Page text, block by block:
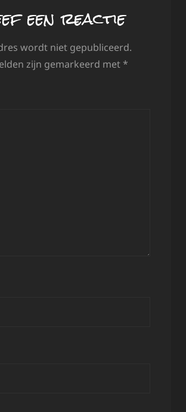
een reactie
wordt niet gepubliceerd.
zijn gemarkeerd met *